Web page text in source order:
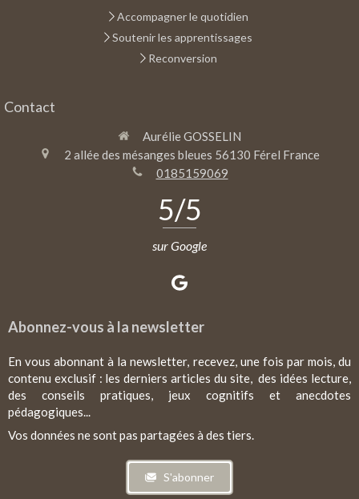
Accompagner le quotidien
Soutenir les apprentissages
Reconversion
Contact
Aurélie GOSSELIN
2 allée des mésanges bleues 56130 Férel France
0185159069
5/5
sur Google
Abonnez-vous à la newsletter
En vous abonnant à la newsletter, recevez, une fois par mois, du
contenu exclusif : les derniers articles du site, des idées lecture,
des conseils pratiques, jeux cognitifs et anecdotes
pédagogiques...
Vos données ne sont pas partagées à des tiers.
S'abonner